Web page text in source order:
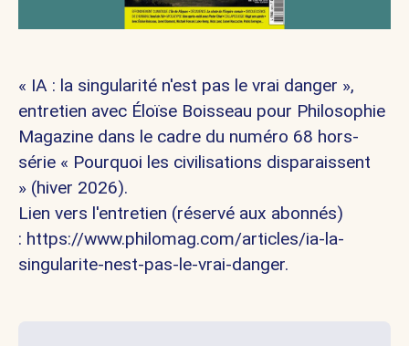
« IA : la singularité n'est pas le vrai danger »,
entretien avec Éloïse Boisseau pour Philosophie
Magazine dans le cadre du numéro 68 hors-
série « Pourquoi les civilisations disparaissent
» (hiver 2026).
Lien vers l'entretien (réservé aux abonnés)
: https://www.philomag.com/articles/ia-la-
singularite-nest-pas-le-vrai-danger.